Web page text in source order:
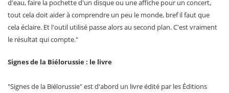
d'eau, faire la pochette d'un disque ou une affiche pour un concert,
tout cela doit aider à comprendre un peu le monde, bref il faut que
cela éclaire. Et l'outil utilisé passe alors au second plan. C'est vraiment
le résultat qui compte."
Signes de la Biélorussie : le livre
"Signes de la Biélorussie" est d'abord un livre édité par les Éditions